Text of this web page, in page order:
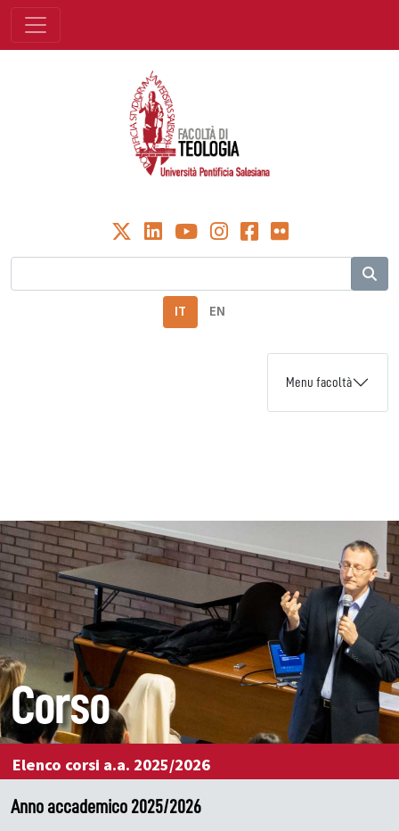
IT EN
Menu facoltà
Corso
Elenco corsi a.a. 2025/2026
Anno accademico 2025/2026